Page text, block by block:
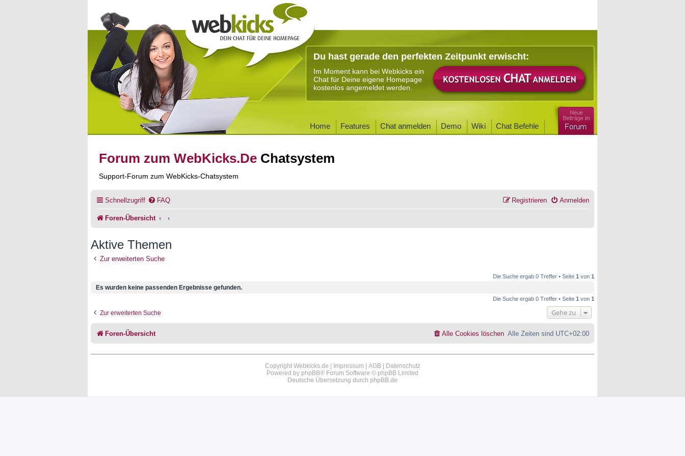
Du hast gerade den perfekten Zeitpunkt erwischt:
Im Moment kann bei Webkicks ein
Chat für Deine eigene Homepage
kostenlos angemeldet werden.
Home Features Chat anmelden Demo Wiki Chat Befehle
Forum zum WebKicks.De Chatsystem
Support-Forum zum WebKicks-Chatsystem
Schnellzugriff FAQ Anmelden
Registrieren
Foren-Übersicht
Aktive Themen
Zur erweiterten Suche
Die Suche ergab 0 Treffer • Seite 1 von 1
Es wurden keine passenden Ergebnisse gefunden.
Die Suche ergab 0 Treffer • Seite 1 von 1
Zur erweiterten Suche Gehe zu
Foren-Übersicht Alle Zeiten sind UTC+02:00
Alle Cookies löschen
Copyright Webkicks.de | Impressum | AGB| Datenschutz
Powered by phpBB® Forum Software © phpBB Limited
Deutsche Übersetzung durch phpBB.de